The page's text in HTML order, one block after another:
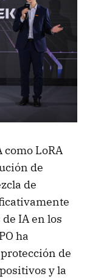
LoRA
de
de
IA en los
ha
de
y la